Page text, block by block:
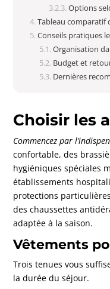
Options
Tableau comparatif
Conseils pratiques
Organisation
Budget et
Dernières
Choisir les
Commencez par
confortable, des
hygiéniques spéciales
établissements
protections
des chaussettes
adaptée à la saison.
Vêtements
Trois tenues vous
la durée du séjour.